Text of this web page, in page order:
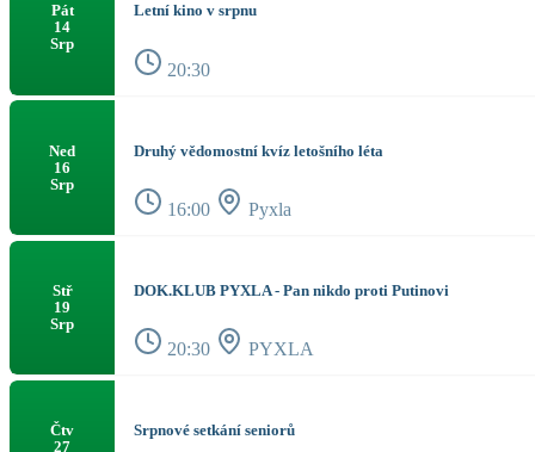
Pát
14
Srp
Letní kino v srpnu
20:30
Ned
16
Srp
Druhý vědomostní kvíz letošního léta
16:00 Pyxla
Stř
19
Srp
DOK.KLUB PYXLA - Pan nikdo proti Putinovi
20:30 PYXLA
Čtv
27
Srpnové setkání seniorů